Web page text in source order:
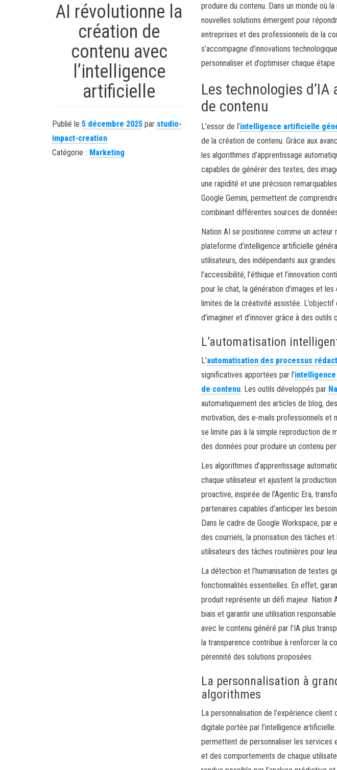
AI révolutionne la
création de
contenu avec
l’intelligence
artificielle
Publié le 5 décembre 2025 par studio-
impact-creation
Catégorie : Marketing
produire du contenu. Dans un monde où
nouvelles solutions émergent pour
entreprises et des professionnels de la
s’accompagne d’innovations
personnaliser et d’optimiser chaque
Les technologies
de contenu
L’essor de l’intelligence artificielle
de la création de contenu. Grâce aux
les algorithmes d’apprentissage
capables de générer des textes, des
une rapidité et une précision
Google Gemini, permettent de
combinant différentes sources de
Nation AI se positionne comme un
plateforme d’intelligence artificielle
utilisateurs, des indépendants aux
l’accessibilité, l’éthique et l’innovation
pour le chat, la génération d’images et
limites de la créativité assistée.
d’imaginer et d’innover grâce à des
L’automatisation
L’automatisation des processus
significatives apportées par l’
de contenu. Les outils développés par
automatiquement des articles de blog,
motivation, des e-mails professionnels et
se limite pas à la simple reproduction de
des données pour produire un contenu
Les algorithmes d’apprentissage
chaque utilisateur et ajustent la
proactive, inspirée de l’Agentic Era,
partenaires capables d’anticiper les
Dans le cadre de Google Workspace,
des courriels, la priorisation des tâches
utilisateurs des tâches routinières pour
La détection et l’humanisation de textes
fonctionnalités essentielles. En effet,
produit représente un défi majeur.
biais et garantir une utilisation
avec le contenu généré par l’IA plus
la transparence contribue à renforcer la
pérennité des solutions proposées.
La personnalisation à
algorithmes
La personnalisation de l’expérience
digitale portée par l’intelligence
permettent de personnaliser les
et des comportements de chaque